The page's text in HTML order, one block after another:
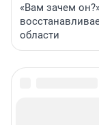
«Вам зачем
области